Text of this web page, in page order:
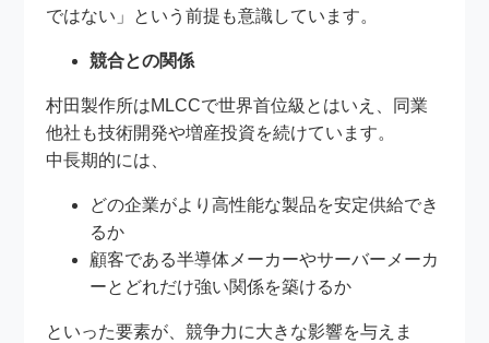
ではない」という前提も意識しています。
競合との関係
村田製作所はMLCCで世界首位級とはいえ、同業
他社も技術開発や増産投資を続けています。
中長期的には、
どの企業がより高性能な製品を安定供給でき
るか
顧客である半導体メーカーやサーバーメーカ
ーとどれだけ強い関係を築けるか
といった要素が、競争力に大きな影響を与えま